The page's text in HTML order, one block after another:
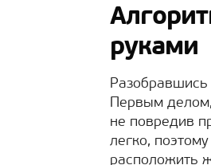
руками
Разобравшись
Первым
не повредив
легко,
расположить